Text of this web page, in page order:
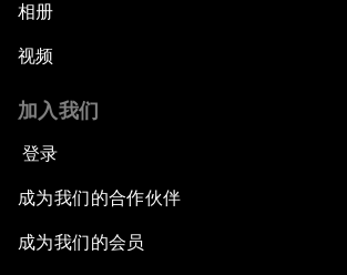
相册
视频
加入我们
登录
成为我们的合作伙伴
成为我们的会员